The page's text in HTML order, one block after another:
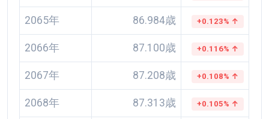
2065年 86.984歳 +0.123% ↑
2066年 87.100歳 +0.116% ↑
2067年 87.208歳 +0.108% ↑
2068年 87.313歳 +0.105% ↑